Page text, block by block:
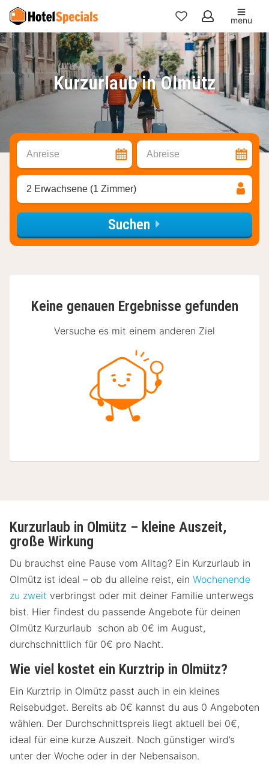
Meine
Favoriten
menu
Kurzurlaub in Olmütz
Anreise Abreise
2 Erwachsene (1 Zimmer)
Suchen
Keine genauen Ergebnisse gefunden
Versuche es mit einem anderen Ziel
Kurzurlaub in Olmütz – kleine Auszeit,
große Wirkung
Du brauchst eine Pause vom Alltag? Ein Kurzurlaub in
Olmütz ist ideal – ob du alleine reist, ein Wochenende
zu zweit verbringst oder mit deiner Familie unterwegs
bist. Hier findest du passende Angebote für deinen
Olmütz Kurzurlaub schon ab 0€ im August,
durchschnittlich für 0€ pro Nacht.
Wie viel kostet ein Kurztrip in Olmütz?
Ein Kurztrip in Olmütz passt auch in ein kleines
Reisebudget. Bereits ab 0€ kannst du aus 0 Angeboten
wählen. Der Durchschnittspreis liegt aktuell bei 0€,
ideal für eine kurze Auszeit. Noch günstiger wird’s
unter der Woche oder in der Nebensaison.